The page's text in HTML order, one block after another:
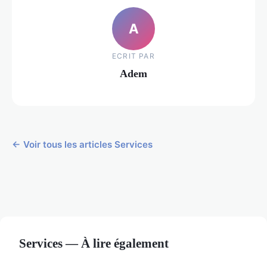
A
ECRIT PAR
Adem
← Voir tous les articles Services
Services — À lire également